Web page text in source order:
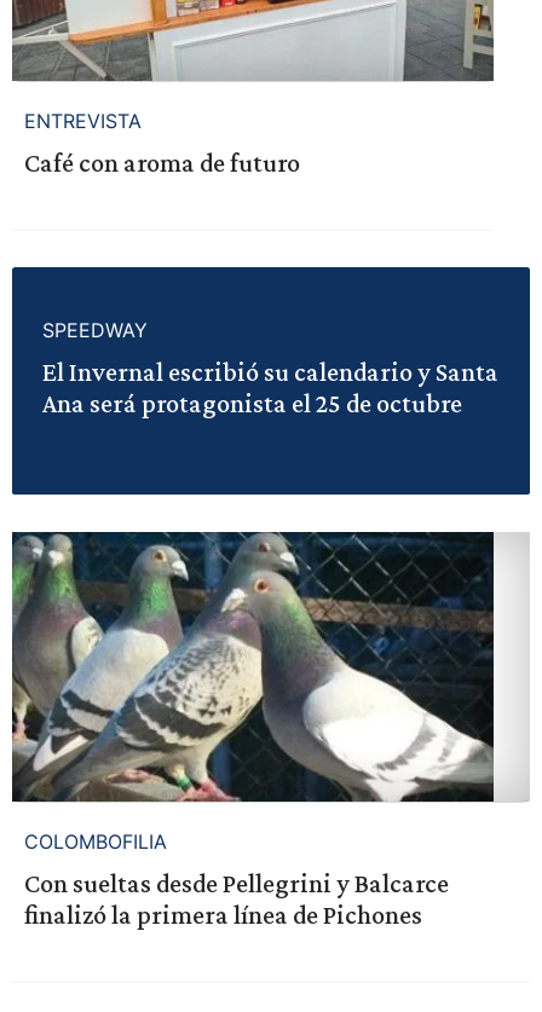
ENTREVISTA
Café con aroma de futuro
SPEEDWAY
El Invernal escribió su calendario y Santa
Ana será protagonista el 25 de octubre
COLOMBOFILIA
Con sueltas desde Pellegrini y Balcarce
finalizó la primera línea de Pichones